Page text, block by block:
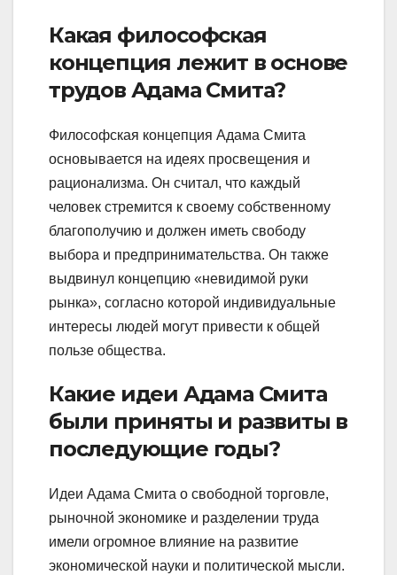
Какая философская
концепция лежит в основе
трудов Адама Смита?
Философская концепция Адама Смита
основывается на идеях просвещения и
рационализма. Он считал, что каждый
человек стремится к своему собственному
благополучию и должен иметь свободу
выбора и предпринимательства. Он также
выдвинул концепцию «невидимой руки
рынка», согласно которой индивидуальные
интересы людей могут привести к общей
пользе общества.
Какие идеи Адама Смита
были приняты и развиты в
последующие годы?
Идеи Адама Смита о свободной торговле,
рыночной экономике и разделении труда
имели огромное влияние на развитие
экономической науки и политической мысли.